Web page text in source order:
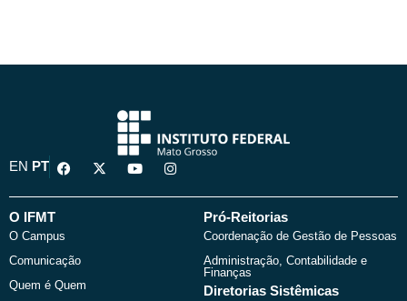
EN PT
F
a
e
o
k
X
-
w
Y
o
t
I
n
t
O IFMT
O Campus
Comunicação
Quem é Quem
Pró-Reitorias
Coordenação de Gestão de Pessoas
Administração, Contabilidade e
Finanças
Diretorias Sistêmicas